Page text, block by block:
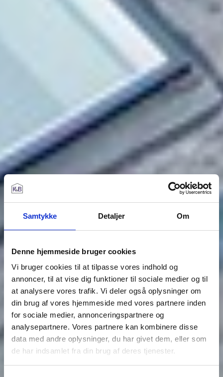
Samtykke Detaljer Om
Denne hjemmeside bruger cookies
Vi bruger cookies til at tilpasse vores indhold og
annoncer, til at vise dig funktioner til sociale medier og til
at analysere vores trafik. Vi deler også oplysninger om
din brug af vores hjemmeside med vores partnere inden
for sociale medier, annonceringspartnere og
analysepartnere. Vores partnere kan kombinere disse
data med andre oplysninger, du har givet dem, eller som
de har indsamlet fra din brug af deres tjenester.